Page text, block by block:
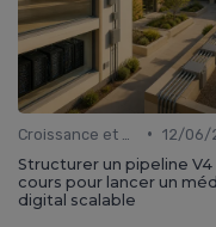
• 12/06/
Structurer un pipeline V4
cours pour lancer un
digital scalable